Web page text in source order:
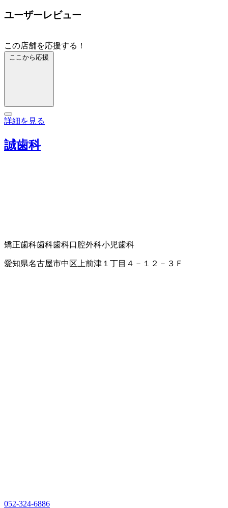
ユーザーレビュー
この店舗を応援する！
ここから応援
詳細を見る
誠歯科
矯正歯科歯科歯科口腔外科小児歯科
愛知県名古屋市中区上前津１丁目４－１２－３Ｆ
052-324-6886